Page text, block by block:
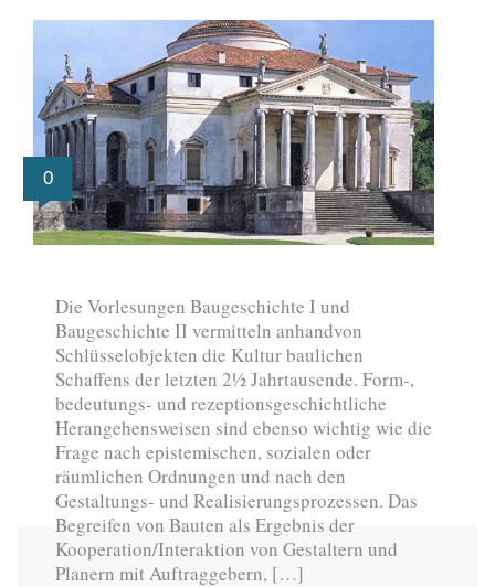
0
Die Vorlesungen Baugeschichte I und
Baugeschichte II vermitteln anhandvon
Schlüsselobjekten die Kultur baulichen
Schaffens der letzten 2½ Jahrtausende. Form-,
bedeutungs- und rezeptionsgeschichtliche
Herangehensweisen sind ebenso wichtig wie die
Frage nach epistemischen, sozialen oder
räumlichen Ordnungen und nach den
Gestaltungs- und Realisierungsprozessen. Das
Begreifen von Bauten als Ergebnis der
Kooperation/Interaktion von Gestaltern und
Planern mit Auftraggebern, […]